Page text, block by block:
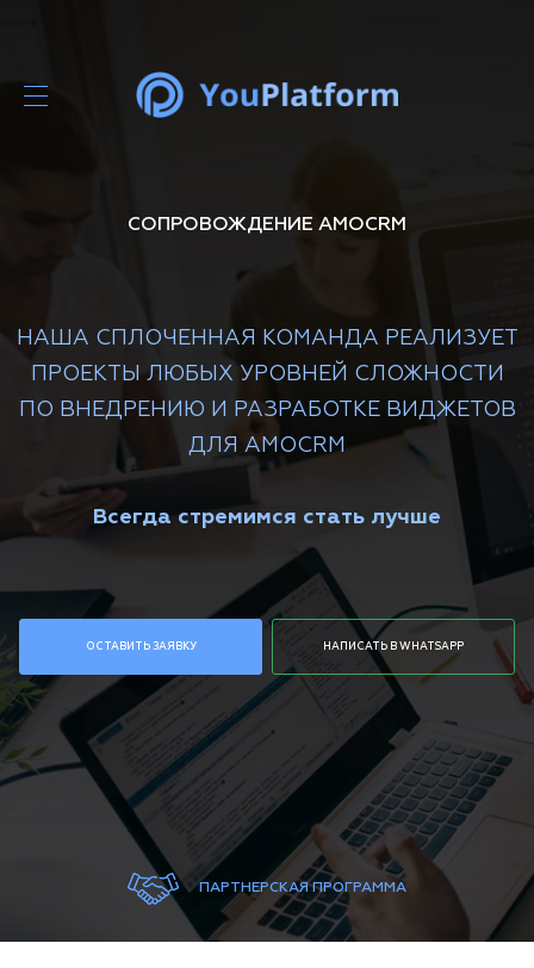
СОПРОВОЖДЕНИЕ AMOCRM
НАША СПЛОЧЕННАЯ КОМАНДА РЕАЛИЗУЕТ
ПРОЕКТЫ ЛЮБЫХ УРОВНЕЙ СЛОЖНОСТИ
ПО ВНЕДРЕНИЮ И РАЗРАБОТКЕ ВИДЖЕТОВ
ДЛЯ AMOCRM
Всегда стремимся стать лучше
ОСТАВИТЬ ЗАЯВКУ НАПИСАТЬ В WHATSAPP
ПАРТНЕРСКАЯ ПРОГРАММА